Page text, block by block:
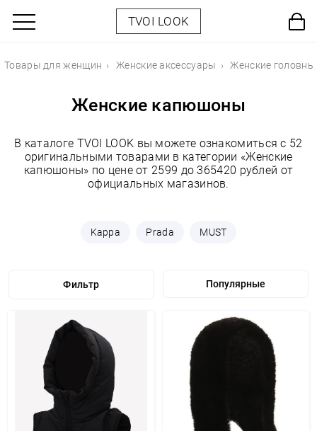
TVOI LOOK
Товары для женщин Женские аксессуары Женские
Женские капюшоны
В каталоге TVOI LOOK вы можете ознакомиться с 52
оригинальными товарами в категории «Женские
капюшоны» по цене от 2599 до 365420 рублей от
официальных магазинов.
Kappa Prada MUST
Фильтр